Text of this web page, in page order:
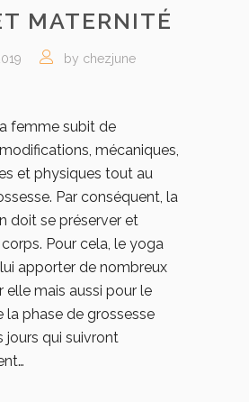
MATERNITÉ
by chezjune
femme subit de
mécaniques,
et physiques tout au
Par conséquent, la
doit se préserver et
Pour cela, le yoga
apporter de nombreux
elle mais aussi pour le
la phase de grossesse
jours qui suivront